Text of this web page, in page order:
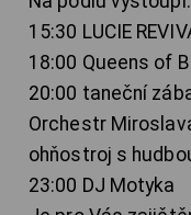
15:30 LUCIE
18:00 Queens of
20:00 taneční
Orchestr
ohňostroj s
23:00 DJ Motyka